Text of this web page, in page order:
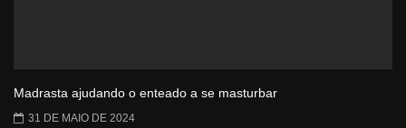
Madrasta ajudando o enteado a se masturbar
31 DE MAIO DE 2024